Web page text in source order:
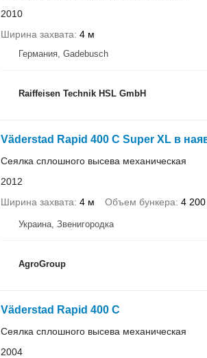
2010
Ширина захвата 4 м
Германия, Gadebusch
Raiffeisen Technik HSL GmbH
Väderstad Rapid 400 C Super XL в
Сеялка сплошного высева механическая
2012
Ширина захвата 4 м Объем бункера 4
Украина, Звенигородка
AgroGroup
Väderstad Rapid 400 C
Сеялка сплошного высева механическая
2004